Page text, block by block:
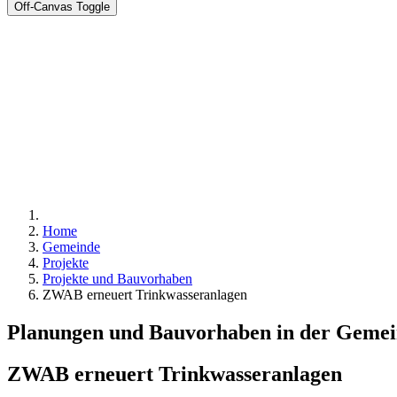
Off-Canvas Toggle
Home
Gemeinde
Projekte
Projekte und Bauvorhaben
ZWAB erneuert Trinkwasseranlagen
Planungen und Bauvorhaben in der
ZWAB erneuert Trinkwasseranlagen